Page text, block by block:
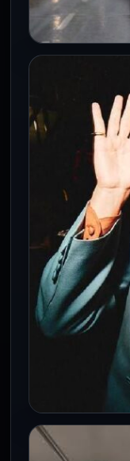
Movilidad
29 Jul 2026
Un total de
complican
miércoles…
CDMX